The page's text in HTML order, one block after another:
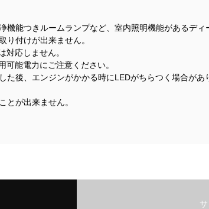
能つきルームランプなど、室内照明機能があるデ
り付けが出来ません。
応しません。
能電力にご注意ください。
後、エンジンがかかる時にLEDがちらつく場合があ
とが出来ません。